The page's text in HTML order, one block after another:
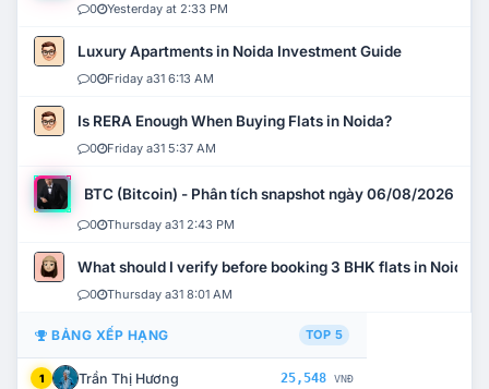
0 Yesterday at 2:33 PM
Luxury Apartments in Noida Investment Guide
0 Friday a31 6:13 AM
Is RERA Enough When Buying Flats in Noida?
0 Friday a31 5:37 AM
BTC (Bitcoin) - Phân tích snapshot ngày 06/08/2026
0 Thursday a31 2:43 PM
What should I verify before booking 3 BHK flats in Noida?
0 Thursday a31 8:01 AM
BẢNG XẾP HẠNG TOP 5
1 Trần Thị Hương 25,548 VNĐ